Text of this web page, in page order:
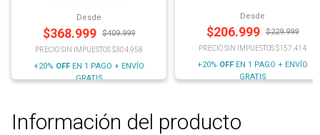
Desde
$368.999 $409.999
PRECIO SIN IMPUESTOS $304.958
+20% OFF EN 1 PAGO + ENVÍO
GRATIS
Desde
$206.999 $229.999
PRECIO SIN IMPUESTOS $157.414
+20% OFF EN 1 PAGO + ENVÍO
GRATIS
Información del producto